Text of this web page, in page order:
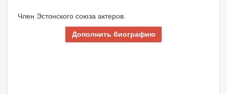
Член Эстонского союза актеров.
Дополнить биографию